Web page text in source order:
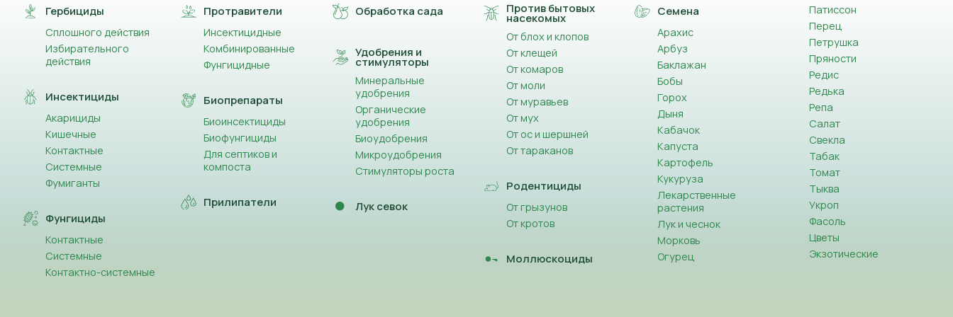
Гербициды
Сплошного действия
Избирательного
действия
Инсектициды
Акарициды
Кишечные
Контактные
Системные
Фумиганты
Фунгициды
Контактные
Системные
Контактно-системные
Протравители
Инсектицидные
Комбинированные
Фунгицидные
Биопрепараты
Биоинсектициды
Биофунгициды
Для септиков и
компоста
Прилипатели
Обработка сада
Удобрения и
стимуляторы
Минеральные
удобрения
Органические
удобрения
Биоудобрения
Микроудобрения
Стимуляторы роста
Лук севок
Против бытовых
насекомых
От блох и клопов
От клещей
От комаров
От моли
От муравьев
От мух
От ос и шершней
От тараканов
Родентициды
От грызунов
От кротов
Моллюскоциды
Семена
Арахис
Арбуз
Баклажан
Бобы
Горох
Дыня
Кабачок
Капуста
Картофель
Кукуруза
Лекарственные
растения
Лук и чеснок
Морковь
Огурец
Патиссон
Перец
Петрушка
Пряности
Редис
Редька
Репа
Салат
Свекла
Табак
Томат
Тыква
Укроп
Фасоль
Цветы
Экзотические